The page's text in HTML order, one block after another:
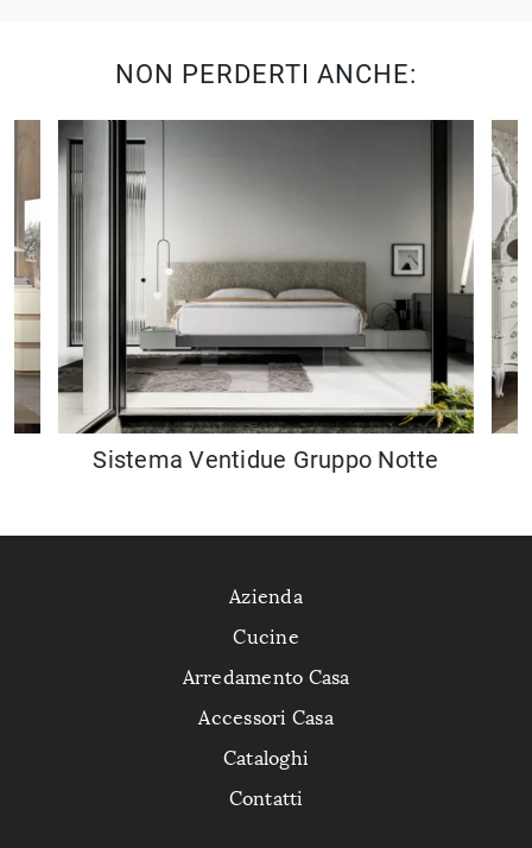
NON PERDERTI ANCHE:
Sistema Ventidue Gruppo Notte
Azienda
Cucine
Arredamento Casa
Accessori Casa
Cataloghi
Contatti